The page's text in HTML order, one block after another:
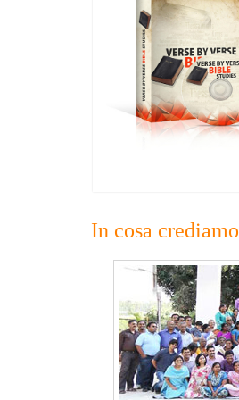
In cosa crediamo